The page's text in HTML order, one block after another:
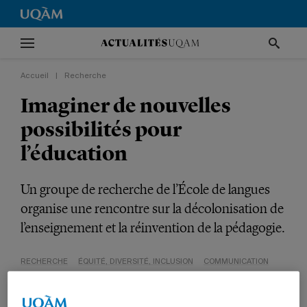
Accueil Recherche
Imaginer de nouvelles
possibilités pour
l’éducation
Un groupe de recherche de l’École de langues
organise une rencontre sur la décolonisation de
l’enseignement et la réinvention de la pédagogie.
RECHERCHE ÉQUITÉ, DIVERSITÉ, INCLUSION
COMMUNICATION